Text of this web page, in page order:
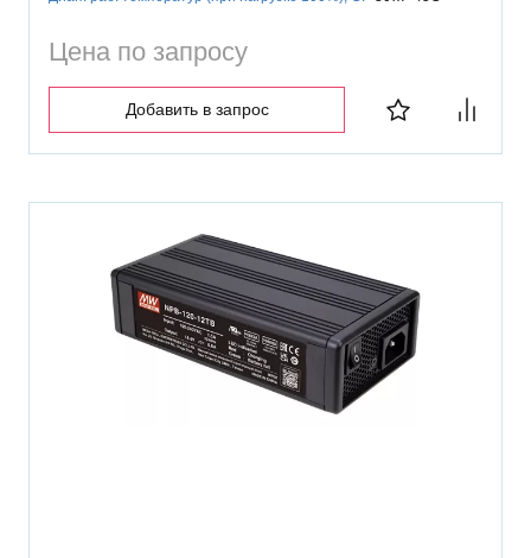
Цена по запросу
Добавить в запрос